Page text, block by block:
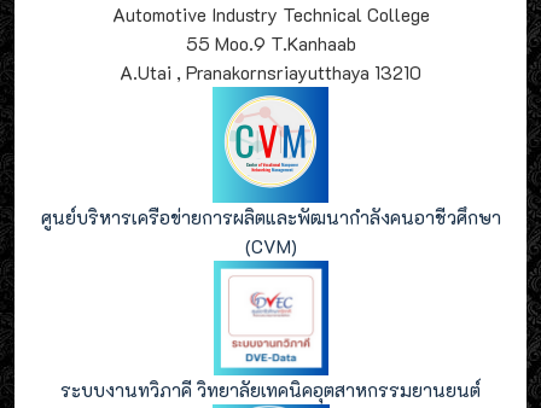
Automotive Industry Technical College
55 Moo.9 T.Kanhaab
A.Utai , Pranakornsriayutthaya 13210
ศูนย์บริหารเครือข่ายการผลิตและพัฒนากำลังคนอาชีวศึกษา
(CVM)
ระบบงานทวิภาคี วิทยาลัยเทคนิคอุตสาหกรรมยานยนต์